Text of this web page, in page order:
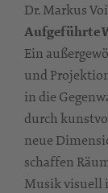
Dr. Markus
Aufgeführte
Ein
und
in die
durch
neue
schaffen
Musik visuell